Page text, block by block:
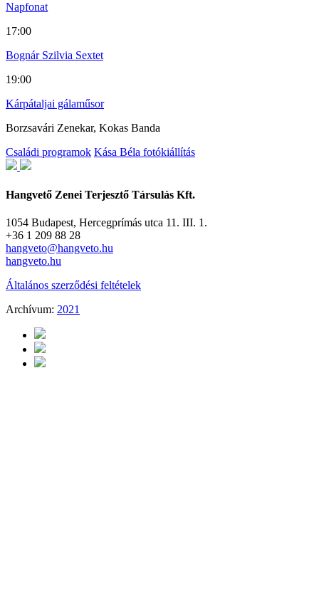
Napfonat
17:00
Bognár Szilvia Sextet
19:00
Kárpátaljai gálaműsor
Borzsavári Zenekar, Kokas Banda
Családi programok Kása Béla fotókiállítás
Hangvető Zenei Terjesztő Társulás Kft.
1054 Budapest, Hercegprímás utca 11. III. 1.
+36 1 209 88 28
hangveto@hangveto.hu
hangveto.hu
Általános szerződési feltételek
Archívum: 2021